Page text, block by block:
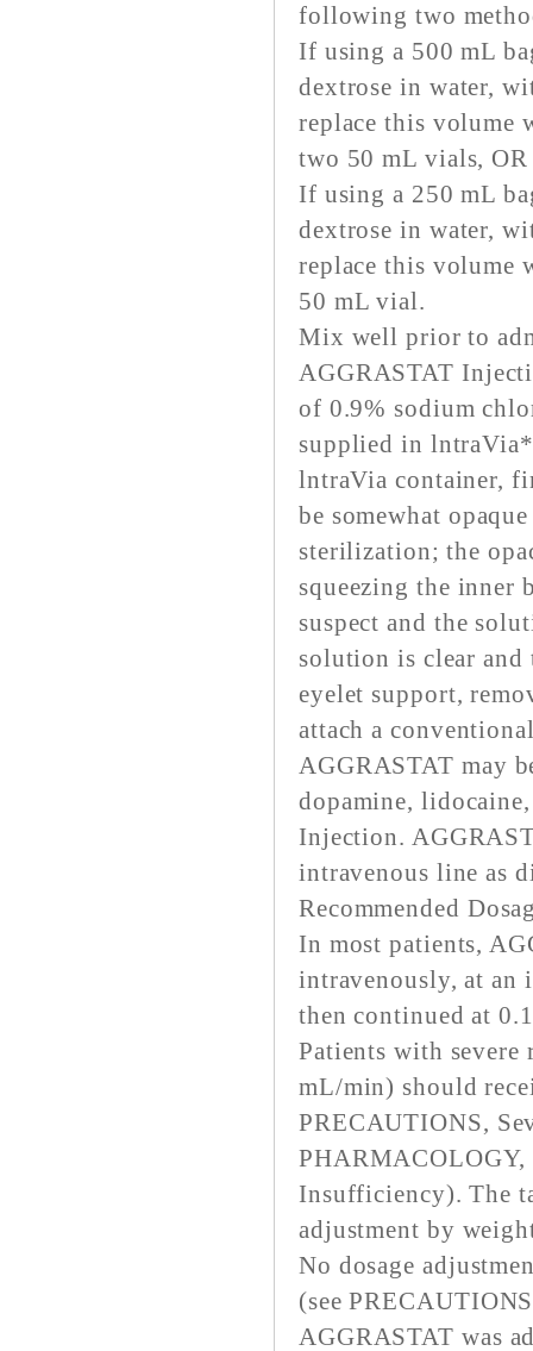
following two
If using a 500 mL
dextrose in water,
replace this volume
two 50 mL vials, OR
If using a 250 mL
dextrose in water,
replace this volume
50 mL vial.
Mix well prior to
AGGRASTAT
of 0.9% sodium
supplied in
lntraVia container,
be somewhat
sterilization; the
squeezing the
suspect and the
solution is clear and
eyelet support,
attach a
AGGRASTAT may
dopamine,
Injection.
intravenous line as
Recommended
In most patients,
intravenously, at an
then continued at
Patients with
mL/min) should
PRECAUTIONS,
PHARMACOLOGY,
Insufficiency). The
adjustment by
No dosage
(see
AGGRASTAT was